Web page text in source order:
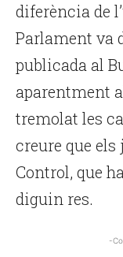
diferència de
Parlament va
publicada al
aparentment
tremolat les
creure que els
Control, que
diguin res.
-